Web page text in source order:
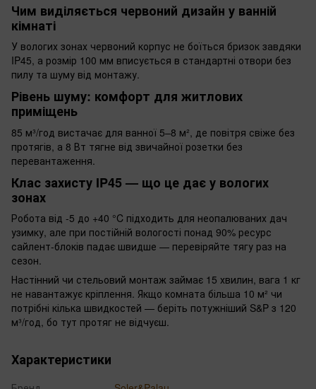
Чим виділяється червоний дизайн у ванній
кімнаті
У вологих зонах червоний корпус не боїться бризок завдяки
IP45, а розмір 100 мм вписується в стандартні отвори без
пилу та шуму від монтажу.
Рівень шуму: комфорт для житлових
приміщень
85 м³/год вистачає для ванної 5–8 м², де повітря свіже без
протягів, а 8 Вт тягне від звичайної розетки без
перевантаження.
Клас захисту IP45 — що це дає у вологих
зонах
Робота від -5 до +40 °C підходить для неопалюваних дач
узимку, але при постійній вологості понад 90% ресурс
сайлент-блоків падає швидше — перевіряйте тягу раз на
сезон.
Настінний чи стельовий монтаж займає 15 хвилин, вага 1 кг
не навантажує кріплення. Якщо комната більша 10 м² чи
потрібні кілька швидкостей — беріть потужніший S&P з 120
м³/год, бо тут протяг не відчуєш.
Характеристики